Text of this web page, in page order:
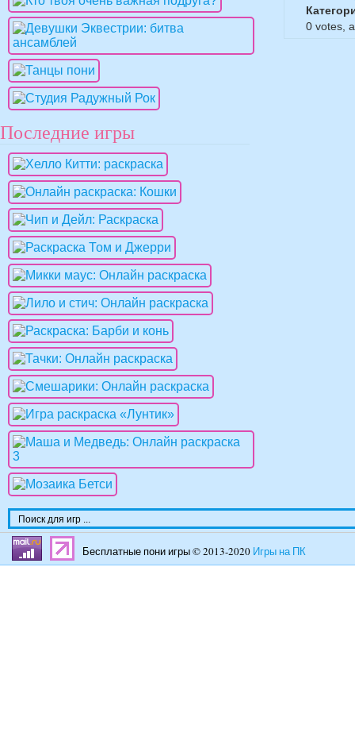
0 votes,
Последние игры
Бесплатные пони игры © 2013-2020 Игры на ПК